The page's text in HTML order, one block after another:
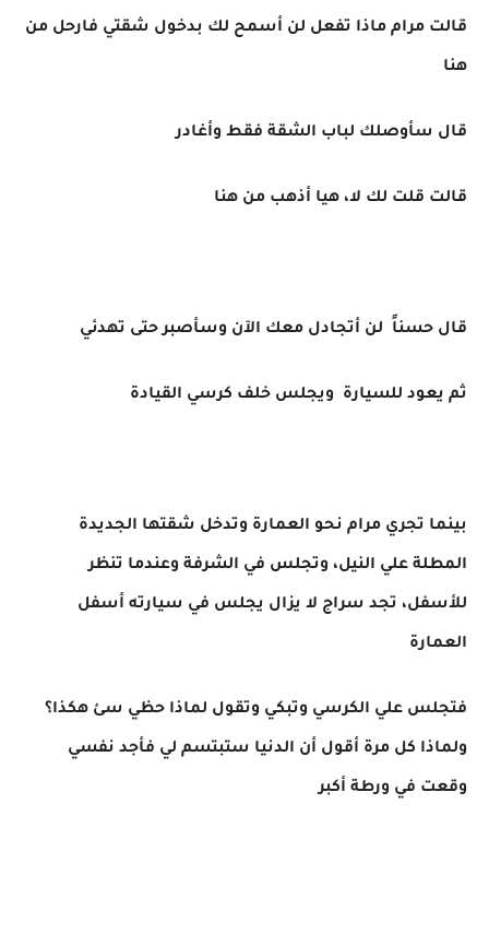
قالت مرام ماذا تفعل لن أسمح لك بدخول شقتي فارحل من
هنا
قال سأوصلك لباب الشقة فقط وأغادر
قالت قلت لك لا، هيا أذهب من هنا
قال حسناً لن أتجادل معك الآن وسأصبر حتى تهدئي
ثم يعود للسيارة ويجلس خلف كرسي القيادة
بينما تجري مرام نحو العمارة وتدخل شقتها الجديدة
المطلة علي النيل، وتجلس في الشرفة وعندما تنظر
للأسفل، تجد سراج لا يزال يجلس في سيارته أسفل
العمارة
فتجلس علي الكرسي وتبكي وتقول لماذا حظي سئ هكذا؟
ولماذا كل مرة أقول أن الدنيا ستبتسم لي فأجد نفسي
وقعت في ورطة أكبر